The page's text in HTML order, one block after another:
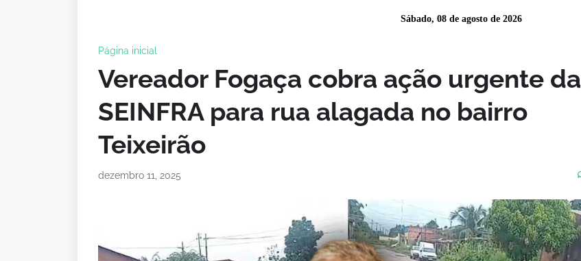
Sábado, 08 de agosto de 2026
Página inicial
Vereador Fogaça cobra ação urgente da
SEINFRA para rua alagada no bairro
Teixeirão
dezembro 11, 2025